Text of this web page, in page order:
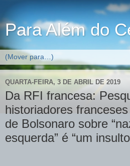
Para Além do
QUARTA-FEIRA, 3 DE ABRIL DE 2019
Da RFI francesa:
historiadores
de Bolsonaro sobre
esquerda” é “um